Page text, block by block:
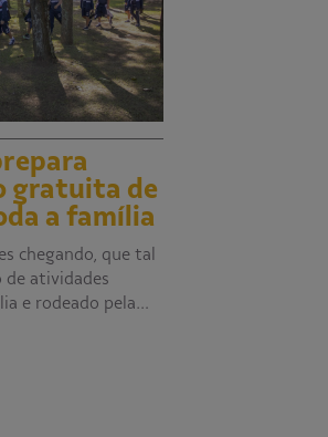
gratuita de
a família
chegando, que tal
de atividades
e rodeado pela…